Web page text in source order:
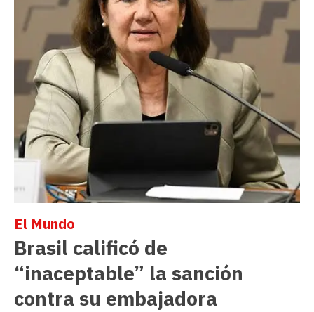
Brasil calificó de
“inaceptable” la sanción
contra su embajadora
El Mundo